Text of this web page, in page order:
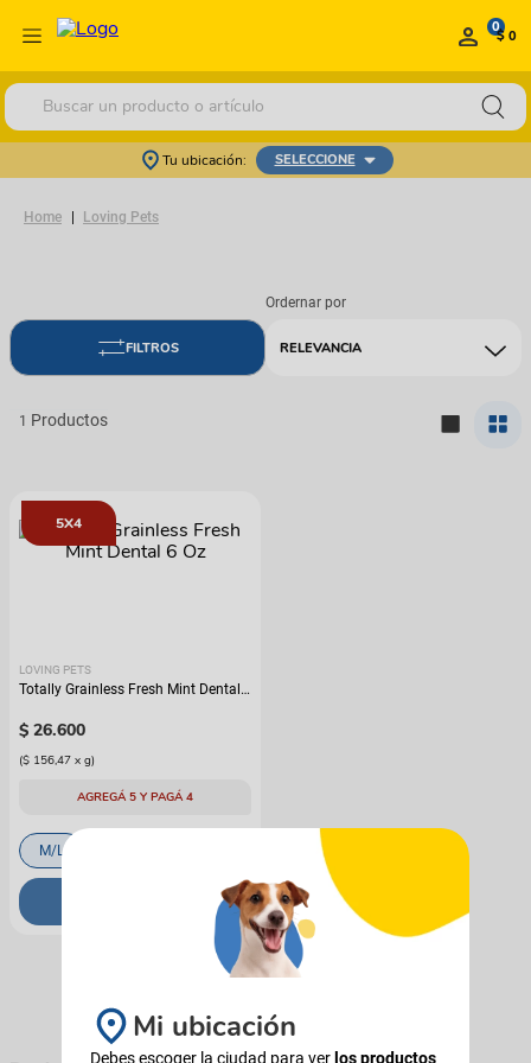
0$ 0
Buscar un producto o artículo
Tu ubicación: SELECCIONE
Loving Pets
RELEVANCIA
1
5X4
LOVING PETS
Totally Grainless Fresh Mint Dental
$ 26.600
($ 156,47 x g)
AGREGÁ 5 Y PAGÁ 4
M/L
Mi ubicación
Debes escoger la ciudad para ver los productos